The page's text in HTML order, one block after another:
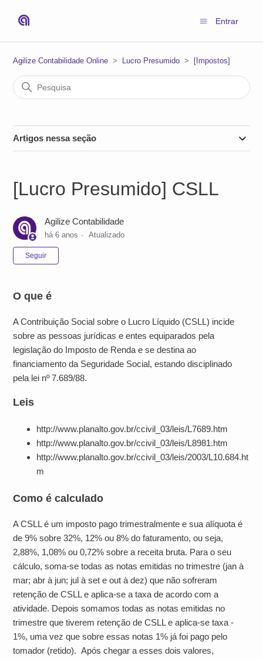
Entrar
Agilize Contabilidade Online Lucro Presumido [Impostos]
Artigos nessa seção
[Lucro Presumido] CSLL
Agilize Contabilidade
há 6 anos Atualizado
Seguir
O que é
A Contribuição Social sobre o Lucro Líquido (CSLL) incide
sobre as pessoas jurídicas e entes equiparados pela
legislação do Imposto de Renda e se destina ao
financiamento da Seguridade Social, estando disciplinado
pela lei nº 7.689/88.
Leis
http://www.planalto.gov.br/ccivil_03/leis/L7689.htm
http://www.planalto.gov.br/ccivil_03/leis/L8981.htm
http://www.planalto.gov.br/ccivil_03/leis/2003/L10.684.ht
m
Como é calculado
A CSLL é um imposto pago trimestralmente e sua alíquota é
de 9% sobre 32%, 12% ou 8% do faturamento, ou seja,
2,88%, 1,08% ou 0,72% sobre a receita bruta. Para o seu
cálculo, soma-se todas as notas emitidas no trimestre (jan à
mar; abr à jun; jul à set e out à dez) que não sofreram
retenção de CSLL e aplica-se a taxa de acordo com a
atividade. Depois somamos todas as notas emitidas no
trimestre que tiverem retenção de CSLL e aplica-se taxa -
1%, uma vez que sobre essas notas 1% já foi pago pelo
tomador (retido). Após chegar a esses dois valores,